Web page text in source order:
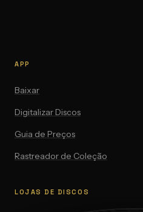
APP
Baixar
Digitalizar Discos
Guia de Preços
Rastreador de Coleção
LOJAS DE DISCOS